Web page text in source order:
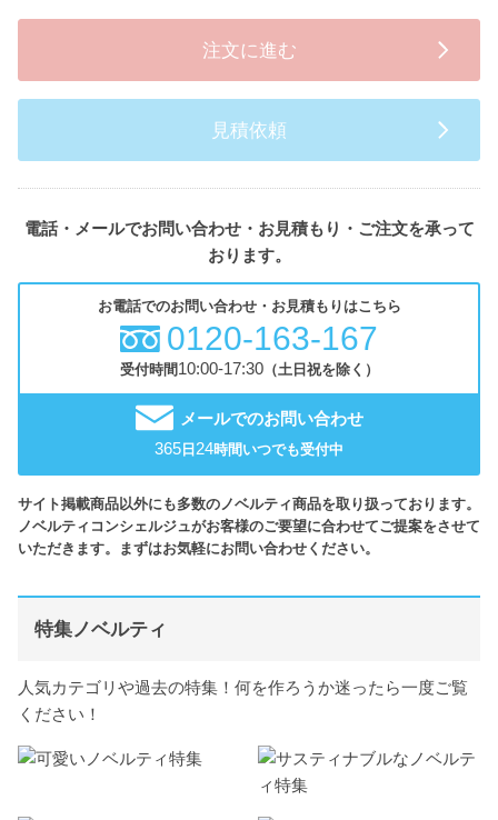
注文に進む
見積依頼
電話・メールでお問い合わせ・お見積もり・ご注文を承って
おります。
お電話でのお問い合わせ・お見積もりはこちら
0120-163-167
受付時間10:00-17:30（土日祝を除く）
メールでのお問い合わせ
365 日 24時間いつでも受付中
サイト掲載商品以外にも多数のノベルティ商品を取り扱っております。
ノベルティコンシェルジュがお客様のご要望に合わせてご提案をさせて
いただきます。まずはお気軽にお問い合わせください。
特集ノベルティ
人気カテゴリや過去の特集！何を作ろうか迷ったら一度ご覧
ください！